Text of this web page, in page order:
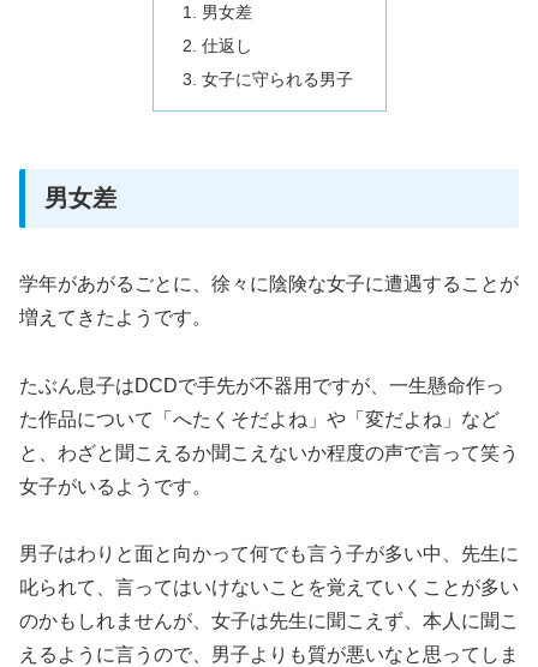
男女差
仕返し
女子に守られる男子
男女差
学年があがるごとに、徐々に陰険な女子に遭遇することが
増えてきたようです。
たぶん息子はDCDで手先が不器用ですが、一生懸命作っ
た作品について「へたくそだよね」や「変だよね」など
と、わざと聞こえるか聞こえないか程度の声で言って笑う
女子がいるようです。
男子はわりと面と向かって何でも言う子が多い中、先生に
叱られて、言ってはいけないことを覚えていくことが多い
のかもしれませんが、女子は先生に聞こえず、本人に聞こ
えるように言うので、男子よりも質が悪いなと思ってしま